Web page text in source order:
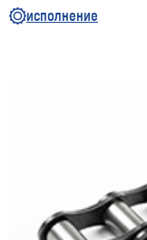
исполнение